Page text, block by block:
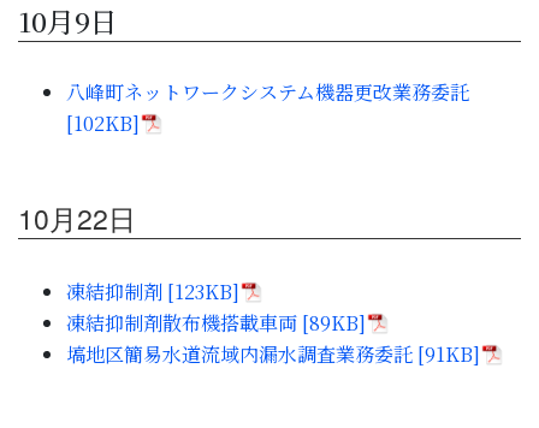
ビジネス・産業
行政情報
10月9日
八峰町ネットワークシステム機器更改業務委託
[102KB]
10月22日
凍結抑制剤 [123KB]
凍結抑制剤散布機搭載車両 [89KB]
塙地区簡易水道流域内漏水調査業務委託 [91KB]